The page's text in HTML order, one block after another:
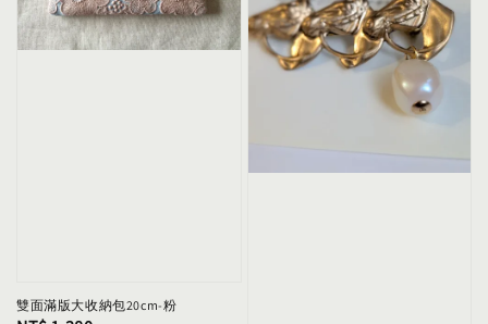
雙面滿版大收納包20cm-粉